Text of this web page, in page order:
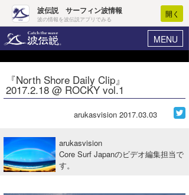
波伝説 サーフィン波情報
波の情報を波伝説アプリでみる
開く
MENU
ヘルプ マイホーム
ログイン
波情報･概況
WAVE HUNTER 波予想ツール
『North Shore Daily Clip』
2017.2.18 @ ROCKY vol.1
arukasvision 2017.03.03
arukasvision
Core Surf Japanのビデオ編集担当で
す。
Core Surf Japan
アート＆エンタメ